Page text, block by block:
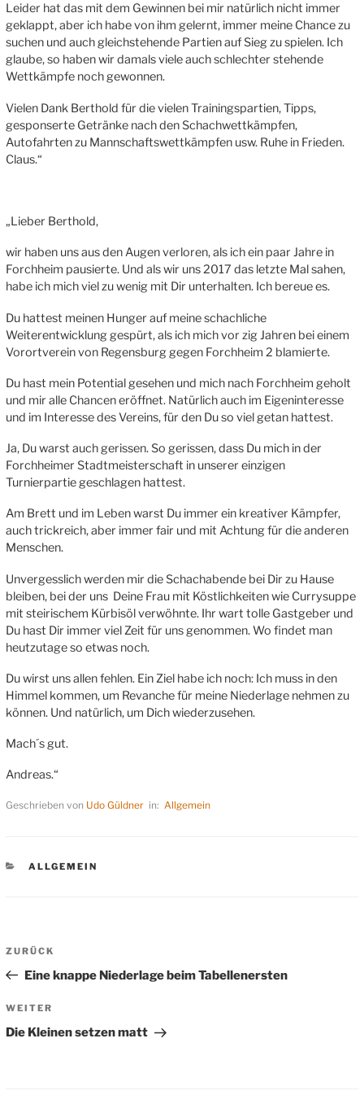
Leider hat das mit dem Gewinnen bei mir natürlich nicht immer
geklappt, aber ich habe von ihm gelernt, immer meine Chance zu
suchen und auch gleichstehende Partien auf Sieg zu spielen. Ich
glaube, so haben wir damals viele auch schlechter stehende
Wettkämpfe noch gewonnen.
Vielen Dank Berthold für die vielen Trainingspartien, Tipps,
gesponserte Getränke nach den Schachwettkämpfen,
Autofahrten zu Mannschaftswettkämpfen usw. Ruhe in Frieden.
Claus.“
„Lieber Berthold,
wir haben uns aus den Augen verloren, als ich ein paar Jahre in
Forchheim pausierte. Und als wir uns 2017 das letzte Mal sahen,
habe ich mich viel zu wenig mit Dir unterhalten. Ich bereue es.
Du hattest meinen Hunger auf meine schachliche
Weiterentwicklung gespürt, als ich mich vor zig Jahren bei einem
Vorortverein von Regensburg gegen Forchheim 2 blamierte.
Du hast mein Potential gesehen und mich nach Forchheim geholt
und mir alle Chancen eröffnet. Natürlich auch im Eigeninteresse
und im Interesse des Vereins, für den Du so viel getan hattest.
Ja, Du warst auch gerissen. So gerissen, dass Du mich in der
Forchheimer Stadtmeisterschaft in unserer einzigen
Turnierpartie geschlagen hattest.
Am Brett und im Leben warst Du immer ein kreativer Kämpfer,
auch trickreich, aber immer fair und mit Achtung für die anderen
Menschen.
Unvergesslich werden mir die Schachabende bei Dir zu Hause
bleiben, bei der uns Deine Frau mit Köstlichkeiten wie Currysuppe
mit steirischem Kürbisöl verwöhnte. Ihr wart tolle Gastgeber und
Du hast Dir immer viel Zeit für uns genommen. Wo findet man
heutzutage so etwas noch.
Du wirst uns allen fehlen. Ein Ziel habe ich noch: Ich muss in den
Himmel kommen, um Revanche für meine Niederlage nehmen zu
können. Und natürlich, um Dich wiederzusehen.
Mach´s gut.
Andreas.“
Geschrieben von Udo Güldner in: Allgemein
KATEGORIEN
ALLGEMEIN
Beitragsnavigation
Vorheriger
Beitrag
ZURÜCK
Eine knappe Niederlage beim Tabellenersten
Nächster
Beitrag
WEITER
Die Kleinen setzen matt